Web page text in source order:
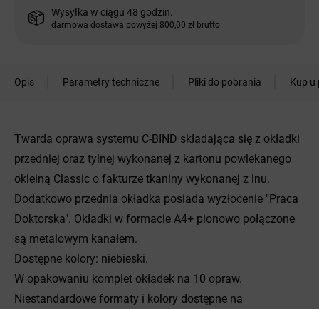
Wysyłka w ciągu 48 godzin.
darmowa dostawa powyżej 800,00 zł brutto
Opis Parametry techniczne Pliki do pobrania Kup u
Twarda oprawa systemu C-BIND składająca się z okładki
przedniej oraz tylnej wykonanej z kartonu powlekanego
okleiną Classic o fakturze tkaniny wykonanej z lnu.
Dodatkowo przednia okładka posiada wyzłocenie "Praca
Doktorska". Okładki w formacie A4+ pionowo połączone
są metalowym kanałem.
Dostępne kolory: niebieski.
W opakowaniu komplet okładek na 10 opraw.
Niestandardowe formaty i kolory dostępne na